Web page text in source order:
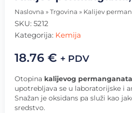
Naslovna » Trgovina » Kalijev
SKU: 5212
Kategorija: Kemija
18.76 € + PDV
Otopina kalijevog permanganata
upotrebljava se u laboratorijske i
Snažan je oksidans pa služi kao
sredstvo.